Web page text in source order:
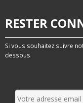
RESTER
Si vous souhaitez suivre
dessous.